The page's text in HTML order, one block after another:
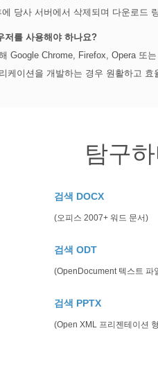
당사 서버에서 삭제되며 다운로드
저를 사용해야 하나요?
Google Chrome, Firefox, Opera 또
케이션을 개발하는 경우 원활하고
탐구
검색 DOCX
(오피스 2007+ 워드 문서)
검색 ODT
(OpenDocument 텍스트 파
검색 PPTX
(Open XML 프리젠테이션